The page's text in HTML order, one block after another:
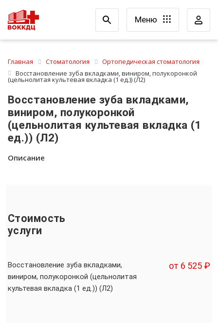
Меню
Главная Стоматология
Ортопедическая стоматология
Восстановление зуба вкладками, виниром, полукоронкой
(цельнолитая культевая вкладка (1 ед.)) (Л2)
Восстановление зуба вкладками,
виниром, полукоронкой
(цельнолитая культевая вкладка (1
ед.)) (Л2)
Описание
Стоимость
услуги
Восстановление зуба вкладками,
виниром, полукоронкой (цельнолитая
культевая вкладка (1 ед.)) (Л2)
от 6 525 ₽